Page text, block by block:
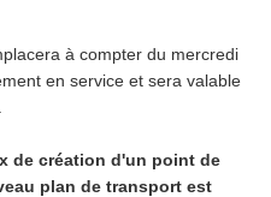
à compter du mercredi
en service et sera valable
de création d'un point de
plan de transport est